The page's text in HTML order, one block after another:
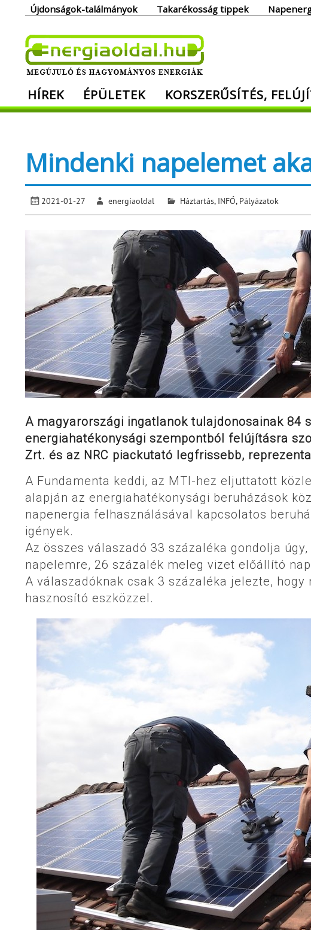
Újdonságok-találmányok Takarékosság tippek
Megújuló és hagyományos energiák. Minden,
HÍREK ÉPÜLETEK KORSZERŰSÍTÉS,
Mindenki napelemet
2021-01-27 energiaoldal Háztartás, INFÓ, Pályázatok
A magyarországi ingatlanok tulajdonosainak 84
energiahatékonysági szempontból felújításra
Zrt. és az NRC piackutató legfrissebb,
A Fundamenta keddi, az MTI-hez eljuttatott
alapján az energiahatékonysági beruházások
napenergia felhasználásával kapcsolatos
igények.
Az összes válaszadó 33 százaléka gondolja
napelemre, 26 százalék meleg vizet előállító
A válaszadóknak csak 3 százaléka jelezte,
hasznosító eszközzel.